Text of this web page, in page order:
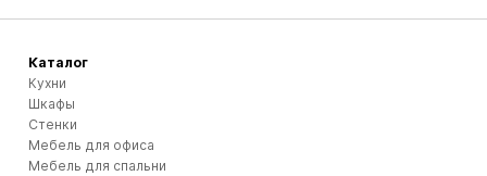
Каталог
Кухни
Шкафы
Стенки
Мебель для офиса
Мебель для спальни